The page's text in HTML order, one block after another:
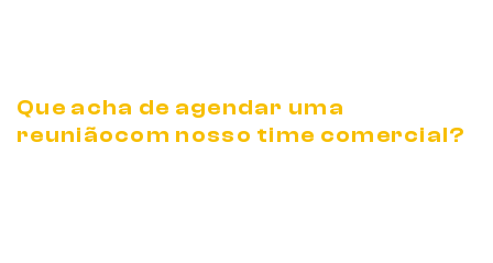
Que acha de agendar uma
reuniãocom nosso time comercial?